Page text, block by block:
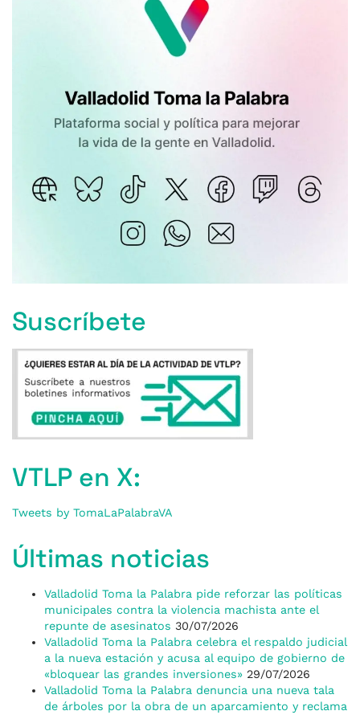
Suscríbete
VTLP en X:
Tweets by TomaLaPalabraVA
Últimas noticias
Valladolid Toma la Palabra pide reforzar las políticas
municipales contra la violencia machista ante el
repunte de asesinatos 30/07/2026
Valladolid Toma la Palabra celebra el respaldo judicial
a la nueva estación y acusa al equipo de gobierno de
«bloquear las grandes inversiones» 29/07/2026
Valladolid Toma la Palabra denuncia una nueva tala
de árboles por la obra de un aparcamiento y reclama